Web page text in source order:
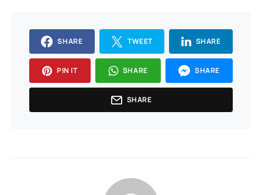
SHARE TWEET SHARE
PIN IT SHARE SHARE
SHARE